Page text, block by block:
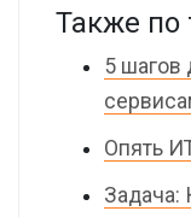
Также по
5 шагов
Опять
Задача: